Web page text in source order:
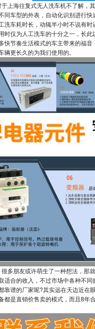
上海往复式无人洗车机不了解，
同车型的外表，自动化识别进行
洗车耗时长，动辄半小时不说有
时仅为人工洗车的十分之一，长
快节奏生活模式的车主带来的福
辆更长久的为我们使用的。
多朋友或许萌生了一种想法，那
适合的收入，不过市场中各种不
靠谱的厂家呢?其实远在天边近在
都是直销价售卖的模式，而且8年